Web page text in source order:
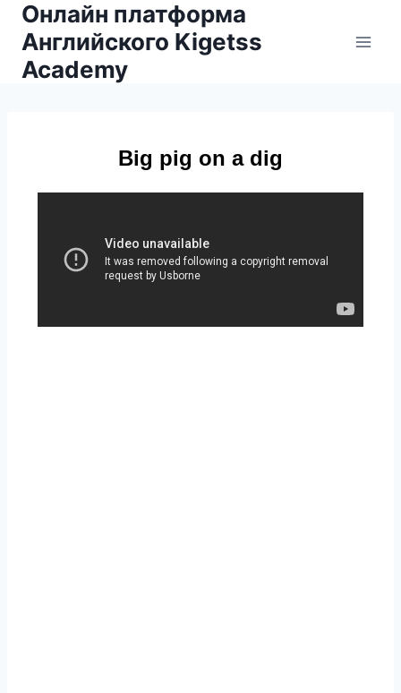
Онлайн платформа
Английского Kigetss
Academy
Big pig on a dig